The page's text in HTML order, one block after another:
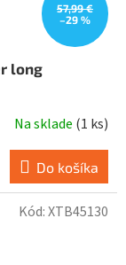
57,99 €
–29 %
long
Na sklade (1 ks)
Do košíka
Kód:XTB45130